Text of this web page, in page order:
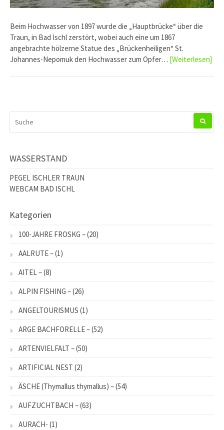
Beim Hochwasser von 1897 wurde die „Hauptbrücke“ über die
Traun, in Bad Ischl zerstört, wobei auch eine um 1867
angebrachte hölzerne Statue des „Brückenheiligen“ St.
Johannes-Nepomuk den Hochwasser zum Opfer… [Weiterlesen]
NACH:
WASSERSTAND
PEGEL ISCHLER TRAUN
WEBCAM BAD ISCHL
Kategorien
100-JAHRE FROSKG –(20)
AALRUTE –(1)
AITEL –(8)
ALPIN FISHING –(26)
ANGELTOURISMUS (1)
ARGE BACHFORELLE –(52)
ARTENVIELFALT –(50)
ARTIFICIAL NEST (2)
ÄSCHE (Thymallus thymallus) –(54)
AUFZUCHTBACH –(63)
AURACH- (1)